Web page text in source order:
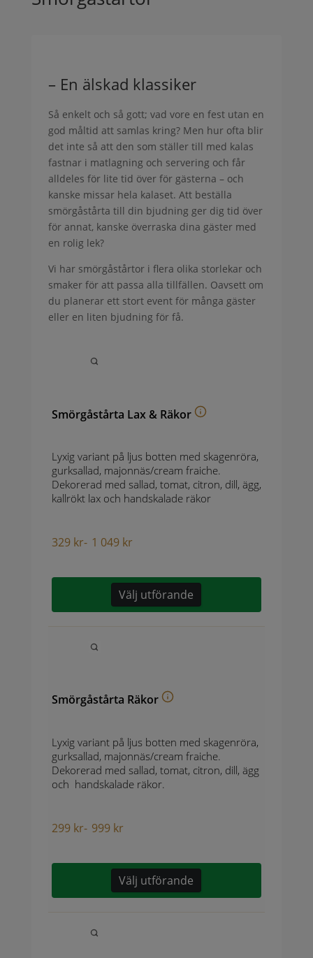
– En älskad klassiker
Så enkelt och så gott; vad vore en fest utan en
god måltid att samlas kring? Men hur ofta blir
det inte så att den som ställer till med kalas
fastnar i matlagning och servering och får
alldeles för lite tid över för gästerna – och
kanske missar hela kalaset. Att beställa
smörgåstårta till din bjudning ger dig tid över
för annat, kanske överraska dina gäster med
en rolig lek?
Vi har smörgåstårtor i flera olika storlekar och
smaker för att passa alla tillfällen. Oavsett om
du planerar ett stort event för många gäster
eller en liten bjudning för få.
Smörgåstårta Lax & Räkor
Lyxig variant på ljus botten med skagenröra,
gurksallad, majonnäs/cream fraiche.
Dekorerad med sallad, tomat, citron, dill, ägg,
kallrökt lax och handskalade räkor
329 kr- 1 049 kr
Välj utförande
Smörgåstårta Räkor
Lyxig variant på ljus botten med skagenröra,
gurksallad, majonnäs/cream fraiche.
Dekorerad med sallad, tomat, citron, dill, ägg
och handskalade räkor.
299 kr- 999 kr
Välj utförande